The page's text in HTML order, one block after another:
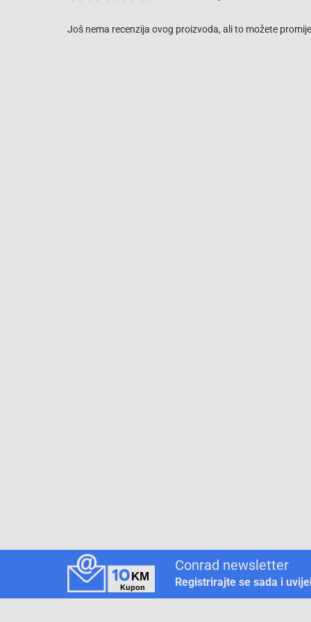
Još nema recenzija ovog proizvoda, ali to možete
Conrad newsletter
Registrirajte se sada i